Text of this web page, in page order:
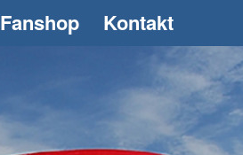
Fanshop Kontakt